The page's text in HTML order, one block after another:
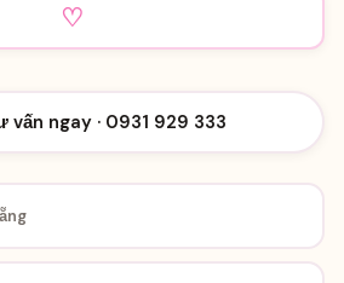
♡
vấn ngay · 0931 929 333